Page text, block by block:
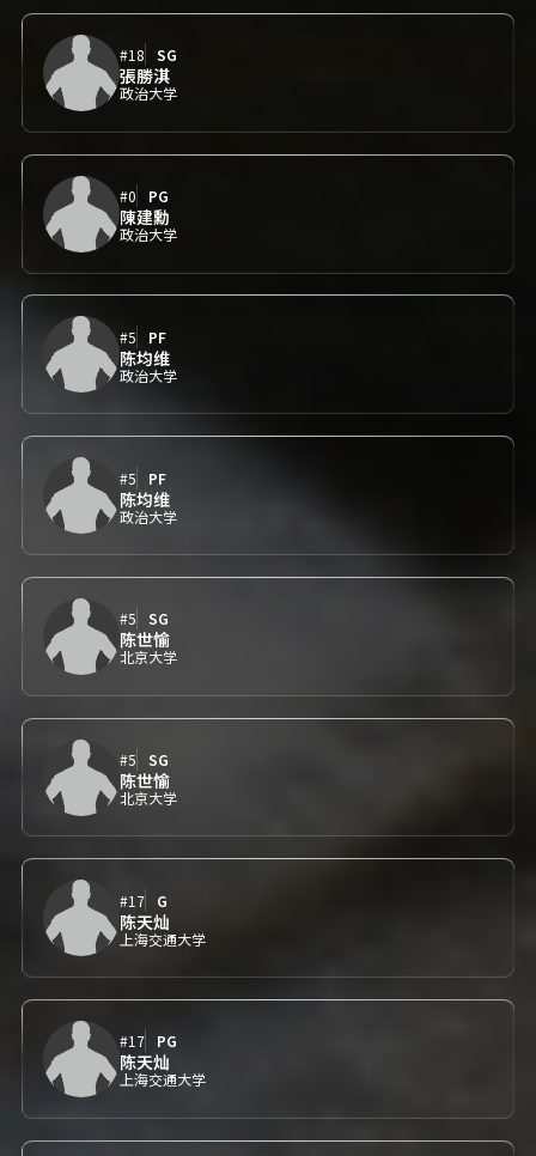
#18 SG
張勝淇
政治大学
#0 PG
陳建勳
政治大学
#5 PF
陈均维
政治大学
#5 PF
陈均维
政治大学
#5 SG
陈世愉
北京大学
#5 SG
陈世愉
北京大学
#17 G
陈天灿
上海交通大学
#17 PG
陈天灿
上海交通大学